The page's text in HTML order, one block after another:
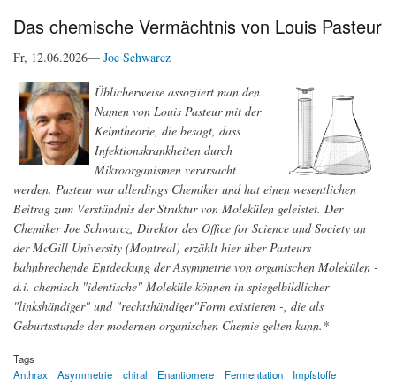
Das chemische Vermächtnis von Louis Pasteur
Fr, 12.06.2026— Joe Schwarcz
Üblicherweise assoziiert man den
Namen von Louis Pasteur mit der
Keimtheorie, die besagt, dass
Infektionskrankheiten durch
Mikroorganismen verursacht
werden. Pasteur war allerdings Chemiker und hat einen wesentlichen
Beitrag zum Verständnis der Struktur von Molekülen geleistet. Der
Chemiker Joe Schwarcz, Direktor des Office for Science and Society an
der McGill University (Montreal) erzählt hier über Pasteurs
bahnbrechende Entdeckung der Asymmetrie von organischen Molekülen -
d.i. chemisch "identische" Moleküle können in spiegelbildlicher
"linkshändiger" und "rechtshändiger"Form existieren -, die als
Geburtsstunde der modernen organischen Chemie gelten kann.*
Tags
Anthrax
Asymmetrie chiral Enantiomere Fermentation
Impfstoffe